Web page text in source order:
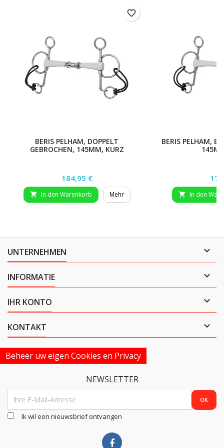
BERIS PELHAM, DOPPELT
GEBROCHEN, 145MM, KURZ
Preis
184,95 €
 In den Warenkorb Mehr
favorite_border
BERIS PELHAM,
 In den
UNTERNEHMEN 
INFORMATIE 
IHR KONTO 
KONTAKT 
Beheer uw eigen Cookies en Privacy
NEWSLETTER
Ik wil een nieuwsbrief ontvangen